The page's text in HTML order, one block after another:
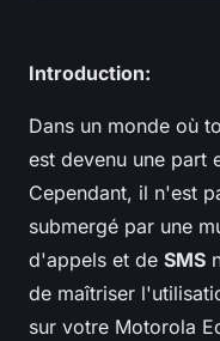
Introduction:
Dans un monde où
est devenu une part
Cependant, il n'est
submergé par une
d'appels et de SMS
de maîtriser
sur votre Motorola